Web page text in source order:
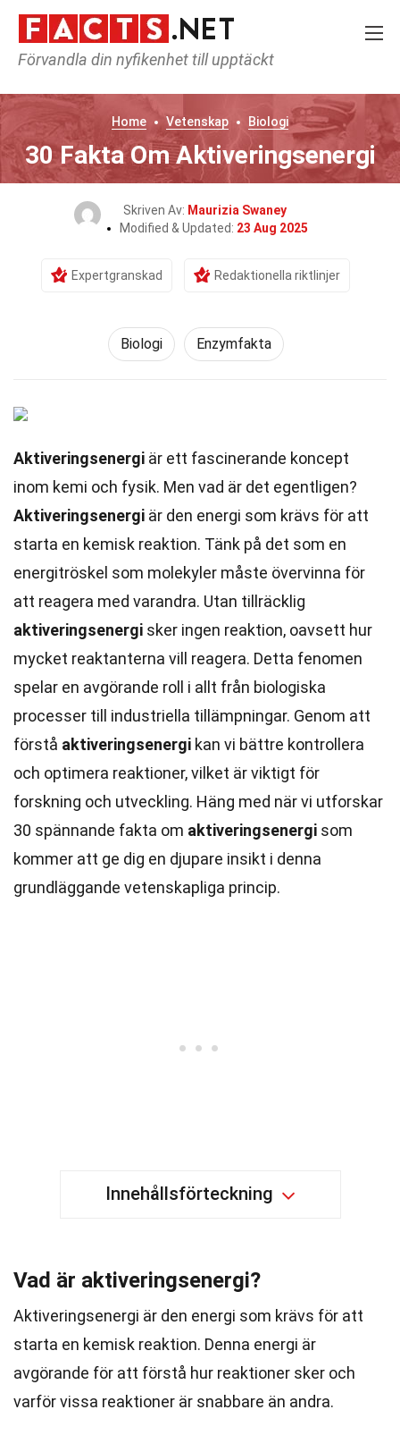
Förvandla din nyfikenhet till upptäckt
Home Vetenskap Biologi
30 Fakta Om Aktiveringsenergi
Skriven Av: Maurizia Swaney
Modified & Updated: 23 Aug 2025
Expertgranskad Redaktionella riktlinjer
Biologi Enzymfakta
Aktiveringsenergi är ett fascinerande koncept
inom kemi och fysik. Men vad är det egentligen?
Aktiveringsenergi är den energi som krävs för att
starta en kemisk reaktion. Tänk på det som en
energitröskel som molekyler måste övervinna för
att reagera med varandra. Utan tillräcklig
aktiveringsenergi sker ingen reaktion, oavsett hur
mycket reaktanterna vill reagera. Detta fenomen
spelar en avgörande roll i allt från biologiska
processer till industriella tillämpningar. Genom att
förstå aktiveringsenergi kan vi bättre kontrollera
och optimera reaktioner, vilket är viktigt för
forskning och utveckling. Häng med när vi utforskar
30 spännande fakta om aktiveringsenergi som
kommer att ge dig en djupare insikt i denna
grundläggande vetenskapliga princip.
Innehållsförteckning
Vad är aktiveringsenergi?
Aktiveringsenergi är den energi som krävs för att
starta en kemisk reaktion. Denna energi är
avgörande för att förstå hur reaktioner sker och
varför vissa reaktioner är snabbare än andra.